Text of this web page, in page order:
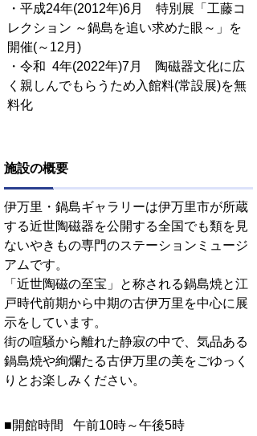
・平成24年(2012年)6月 特別展「工藤コ
レクション ～鍋島を追い求めた眼～」を
開催(～12月)
・令和 4年(2022年)7月 陶磁器文化に広
く親しんでもらうため入館料(常設展)を無
料化
施設の概要
伊万里・鍋島ギャラリーは伊万里市が所蔵
する近世陶磁器を公開する全国でも類を見
ないやきもの専門のステーションミュージ
アムです。
「近世陶磁の至宝」と称される鍋島焼と江
戸時代前期から中期の古伊万里を中心に展
示をしています。
街の喧騒から離れた静寂の中で、気品ある
鍋島焼や絢爛たる古伊万里の美をごゆっく
りとお楽しみください。
■開館時間 午前10時～午後5時